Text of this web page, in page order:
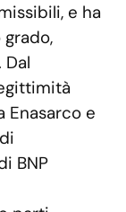
e ha
Enasarco e
BNP